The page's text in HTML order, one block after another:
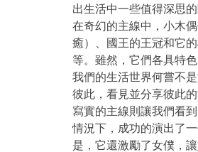
出生活中一些值得深思的
在奇幻的主線中，小木
癒）、國王的王冠和它
等。雖然，它們各具特
我們的生活世界何嘗不
彼此，看見並分享彼此
寫實的主線則讓我們看
情況下，成功的演出了
是，它還激勵了女僕，